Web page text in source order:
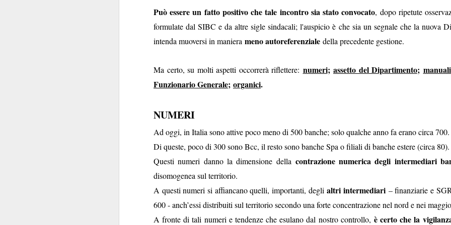
Può essere un fatto positivo che tale incontro sia stato convocato, dopo ripetute
formulate dal SIBC e da altre sigle sindacali; l'auspicio è che sia un segnale che la nuova
intenda muoversi in maniera meno autoreferenziale della precedente gestione.
Ma certo, su molti aspetti occorrerà riflettere: numeri; assetto del Dipartimento;
Funzionario Generale; organici.
NUMERI
Ad oggi, in Italia sono attive poco meno di 500 banche; solo qualche anno fa erano circa 700.
Di queste, poco di 300 sono Bcc, il resto sono banche Spa o filiali di banche estere (circa 80).
Questi numeri danno la dimensione della contrazione numerica degli intermediari
disomogenea sul territorio.
A questi numeri si affiancano quelli, importanti, deglialtri intermediari – finanziarie e
600 - anch’essi distribuiti sul territorio secondo una forte concentrazione nel nord e nei
A fronte di tali numeri e tendenze che esulano dal nostro controllo, è certo che la
convocazione (manco fosse il cerimoniale per le esequie della
Regina Elisabetta...), significa che a settembre non si
combinaniente di serio.
Tra le pochissime spiegazioni possibili,escludendola
l’Istituzione e per il personale, compare l’improvviso
mette in sicurezza da
mettono il cervello
(qui tutto il
scioglimentodelle Camere di fine luglio, da cui la trepida attesa dell’esito delle elezioni.
Innanzi tutto perché ci hanno sempre raccontato che la Banca d’Italia è
politica.
Decenni di
continue tra i Vertici dell’Istituto e le maggiori
state viste come un processo auna sola direzione : dalla Banca si esce per assumere
nello Stato. Perché noi siamo bravi, siamo super partes, siamo tecnici, siamo migliori,
Non si è mai riflettuto a sufficienza sull’esistenza di una dinamicain senso contrario. Che
alcuni anni. I Vertici dell’Istituto sono nominati con un meccanismo complesso
. Se si connette questo aspetto a quello sopra descritto,